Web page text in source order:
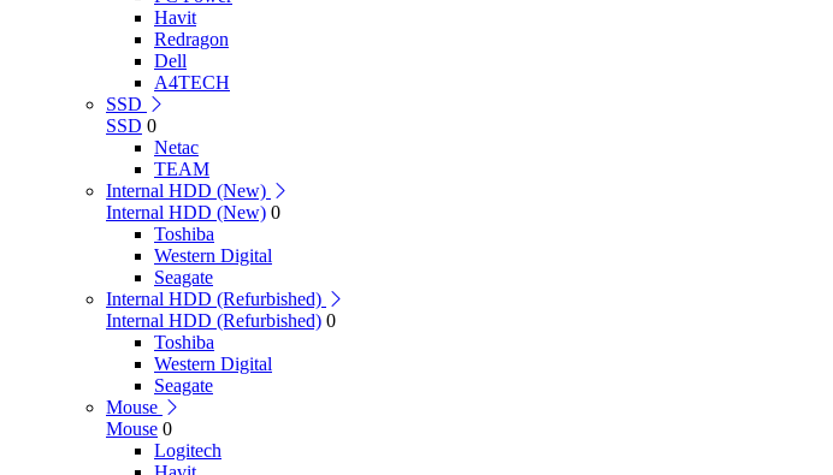
Havit
Redragon
Dell
A4TECH
SSD
SSD 0
Netac
TEAM
Internal HDD (New)
Internal HDD (New) 0
Toshiba
Western Digital
Seagate
Internal HDD (Refurbished)
Internal HDD (Refurbished) 0
Toshiba
Western Digital
Seagate
Mouse
Mouse 0
Logitech